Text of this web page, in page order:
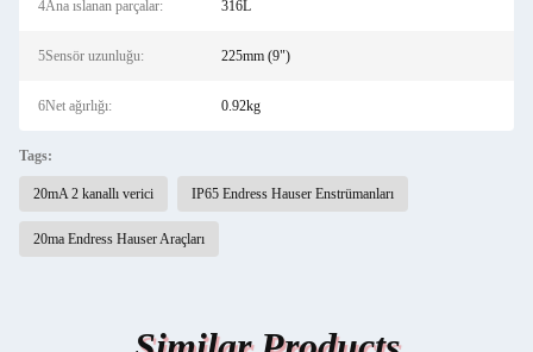
4Ana ıslanan parçalar: 316L
5Sensör uzunluğu: 225mm (9")
6Net ağırlığı: 0.92kg
Tags:
20mA 2 kanallı verici IP65 Endress Hauser Enstrümanları
20ma Endress Hauser Araçları